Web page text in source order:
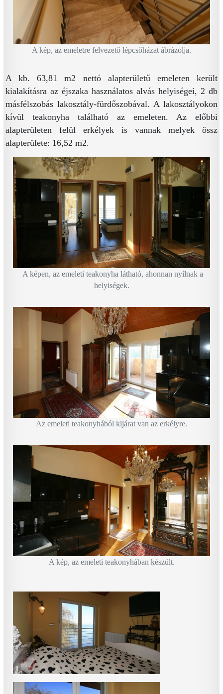
A kép, az emeletre felvezető lépcsőházat ábrázolja.
A kb. 63,81 m2 nettó alapterületű emeleten került
kialakításra az éjszaka használatos alvás helyiségei, 2 db
másfélszobás lakosztály-fürdőszobával. A lakosztályokon
kívül teakonyha található az emeleten. Az előbbi
alapterületen felül erkélyek is vannak melyek össz
alapterülete: 16,52 m2.
A képen, az emeleti teakonyha látható, ahonnan nyílnak a
helyiségek.
Az emeleti teakonyhából kijárat van az erkélyre.
A kép, az emeleti teakonyhában készült.